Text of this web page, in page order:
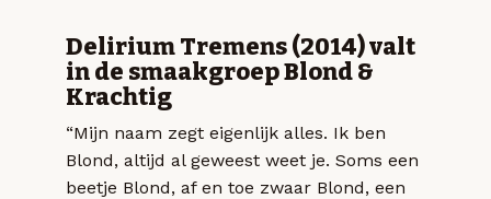
Delirium Tremens (2014) valt
in de smaakgroep Blond &
Krachtig
“Mijn naam zegt eigenlijk alles. Ik ben
Blond, altijd al geweest weet je. Soms een
beetje Blond, af en toe zwaar Blond, een